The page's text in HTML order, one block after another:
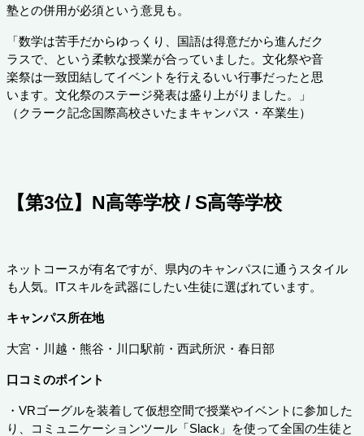
塾との併用が必須という意見も。
「数学は苦手だからゆっくり、国語は得意だから進んだク
ラスで、という柔軟な授業が合っていました。文化祭や音
楽祭は一致団結してイベントを行えるいい行事だったと思
います。文化祭のステージ発表は盛り上がりました。」
（クラーク記念国際高校さいたまキャンパス・卒業生）
【第3位】N高等学校 / S高等学校
ネットコースが有名ですが、県内のキャンパスに通うスタイル
も人気。ITスキルを武器にしたい生徒に選ばれています。
キャンパス所在地
大宮・川越・熊谷・川口駅前・西武所沢・春日部
口コミのポイント
・VRゴーグルを装着して仮想空間で授業やイベントに参加した
り、コミュニケーションツール「Slack」を使って全国の生徒と